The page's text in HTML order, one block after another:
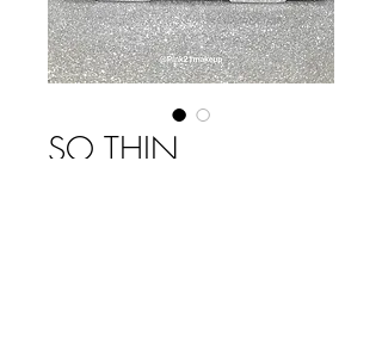
SO THIN